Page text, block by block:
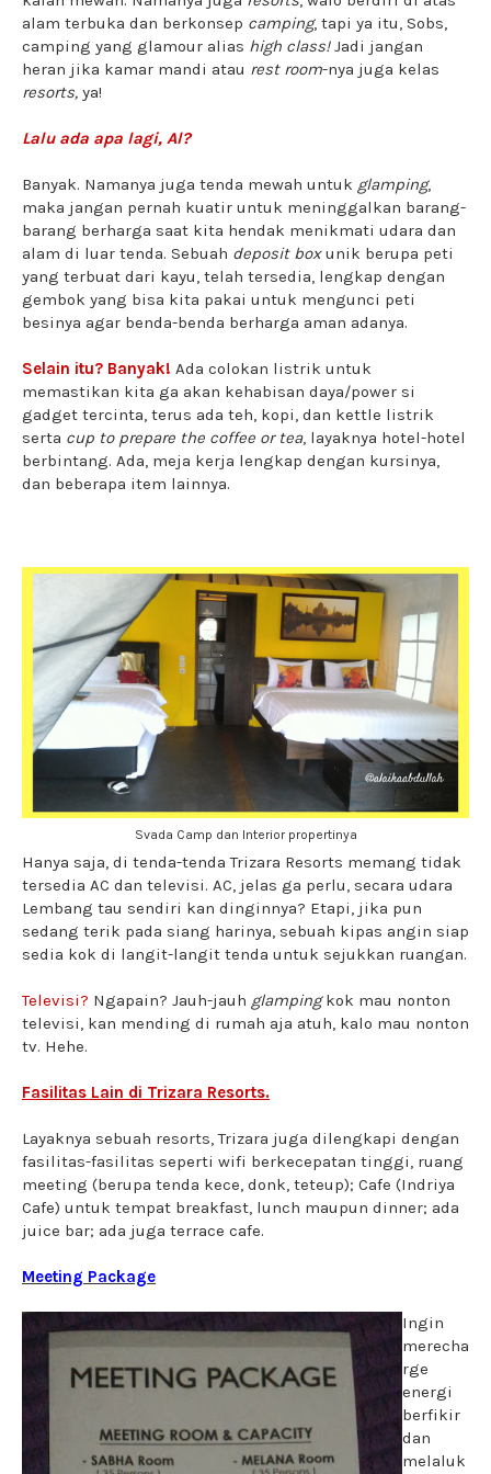
alam terbuka dan berkonsep camping, tapi ya itu, Sobs,
camping yang glamour alias high class!Jadi jangan
heran jika kamar mandi atau rest room-nya juga kelas
resorts, ya!
Lalu ada apa lagi, Al?
Banyak. Namanya juga tenda mewah untuk glamping,
maka jangan pernah kuatir untuk meninggalkan barang-
barang berharga saat kita hendak menikmati udara dan
alam di luar tenda. Sebuah deposit boxunik berupa peti
yang terbuat dari kayu, telah tersedia, lengkap dengan
gembok yang bisa kita pakai untuk mengunci peti
besinya agar benda-benda berharga aman adanya.
Selain itu? Banyak! Ada colokan listrik untuk
memastikan kita ga akan kehabisan daya/power si
gadget tercinta, terus ada teh, kopi, dan kettle listrik
serta cup to prepare the coffee or tea, layaknya hotel-hotel
berbintang. Ada, meja kerja lengkap dengan kursinya,
dan beberapa item lainnya.
Svada Camp dan Interior propertinya
Hanya saja, di tenda-tenda Trizara Resorts memang tidak
tersedia AC dan televisi. AC, jelas ga perlu, secara udara
Lembang tau sendiri kan dinginnya? Etapi, jika pun
sedang terik pada siang harinya, sebuah kipas angin siap
sedia kok di langit-langit tenda untuk sejukkan ruangan.
Televisi? Ngapain? Jauh-jauh glampingkok mau nonton
televisi, kan mending di rumah aja atuh, kalo mau nonton
tv. Hehe.
Fasilitas Lain di Trizara Resorts.
Layaknya sebuah resorts, Trizara juga dilengkapi dengan
fasilitas-fasilitas seperti wifi berkecepatan tinggi, ruang
meeting (berupa tenda kece, donk, teteup); Cafe (Indriya
Cafe) untuk tempat breakfast, lunch maupun dinner; ada
juice bar; ada juga terrace cafe.
Meeting Package
Ingin
merecha
rge
energi
berfikir
dan
melaluk